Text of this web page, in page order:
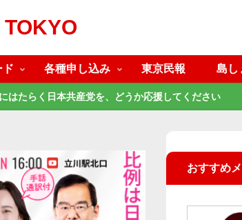
ド 各種申し込み 東京民報 島し
はたらく日本共産党を、どうか応援してください
おすすめ